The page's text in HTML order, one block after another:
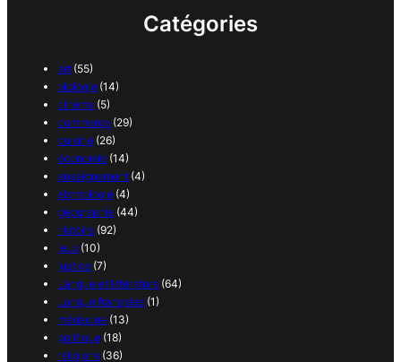
Catégories
art (55)
biologie (14)
cinéma (5)
commerce (29)
cuisine (26)
économie (14)
enseignement (4)
étymologie (4)
géographie (44)
histoire (92)
jeux (10)
justice (7)
Langue et littérature (64)
Langue française (1)
médecine (13)
politique (18)
religions (36)